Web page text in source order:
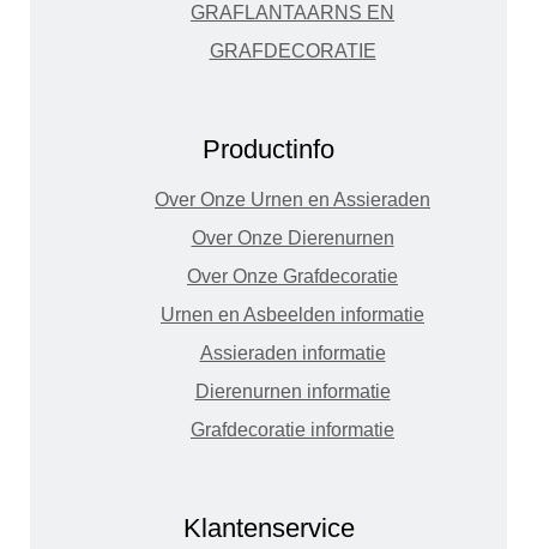
GRAFLANTAARNS EN
GRAFDECORATIE
Productinfo
Over Onze Urnen en Assieraden
Over Onze Dierenurnen
Over Onze Grafdecoratie
Urnen en Asbeelden informatie
Assieraden informatie
Dierenurnen informatie
Grafdecoratie informatie
Klantenservice